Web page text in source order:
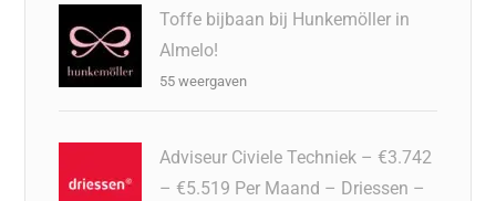
Toffe bijbaan bij Hunkemöller in
Almelo!
55 weergaven
Adviseur Civiele Techniek – €3.742
– €5.519 Per Maand – Driessen –